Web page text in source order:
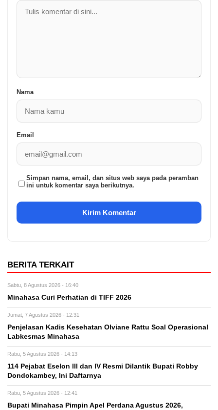
Nama
Email
Simpan nama, email, dan situs web saya pada peramban
ini untuk komentar saya berikutnya.
BERITA TERKAIT
Sabtu, 8 Agustus 2026 - 16:40
Minahasa Curi Perhatian di TIFF 2026
Jumat, 7 Agustus 2026 - 12:31
Penjelasan Kadis Kesehatan Olviane Rattu Soal Operasional
Labkesmas Minahasa
Rabu, 5 Agustus 2026 - 14:13
114 Pejabat Eselon lll dan lV Resmi Dilantik Bupati Robby
Dondokambey, Ini Daftarnya
Rabu, 5 Agustus 2026 - 12:41
Bupati Minahasa Pimpin Apel Perdana Agustus 2026,